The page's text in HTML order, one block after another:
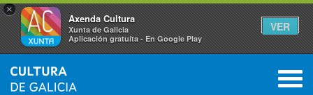
×
Axenda Cultura
Xunta de Galicia
Aplicación gratuíta - En Google Play
VER
INICIO 0